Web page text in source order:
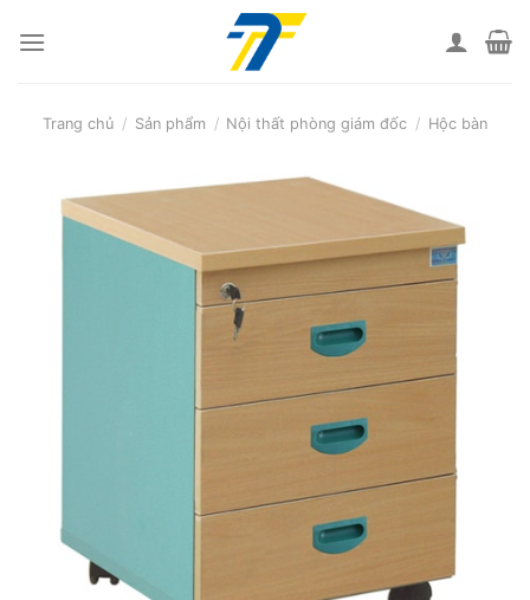
Trang chủ / Sản phẩm / Nội thất phòng giám đốc / Hộc bàn